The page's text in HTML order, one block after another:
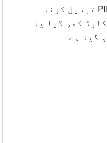
کھو گیا یا
گيا ہے